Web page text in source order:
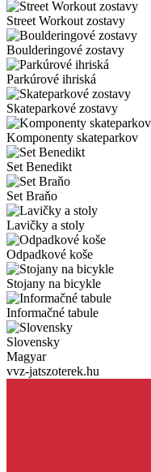
Street Workout zostavy
Boulderingové zostavy
Parkúrové ihriská
Skateparkové zostavy
Komponenty skateparkov
Set Benedikt
Set Braňo
Lavičky a stoly
Odpadkové koše
Stojany na bicykle
Informačné tabule
Slovensky
Magyar
vvz-jatszoterek.hu